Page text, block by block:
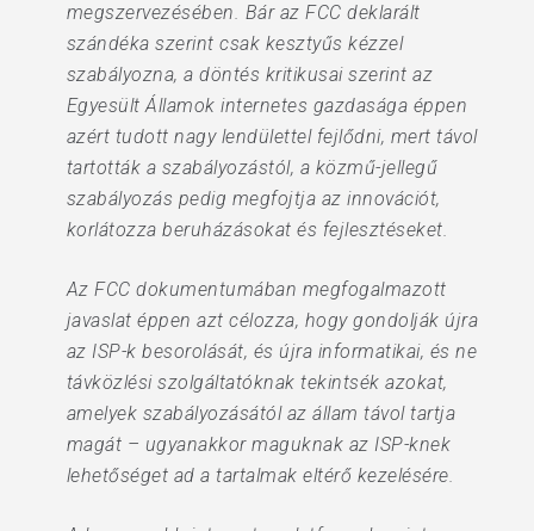
megszervezésében. Bár az FCC deklarált
szándéka szerint csak kesztyűs kézzel
szabályozna, a döntés kritikusai szerint az
Egyesült Államok internetes gazdasága éppen
azért tudott nagy lendülettel fejlődni, mert távol
tartották a szabályozástól, a közmű-jellegű
szabályozás pedig megfojtja az innovációt,
korlátozza beruházásokat és fejlesztéseket.
Az FCC dokumentumában megfogalmazott
javaslat éppen azt célozza, hogy gondolják újra
az ISP-k besorolását, és újra informatikai, és ne
távközlési szolgáltatóknak tekintsék azokat,
amelyek szabályozásától az állam távol tartja
magát – ugyanakkor maguknak az ISP-knek
lehetőséget ad a tartalmak eltérő kezelésére.